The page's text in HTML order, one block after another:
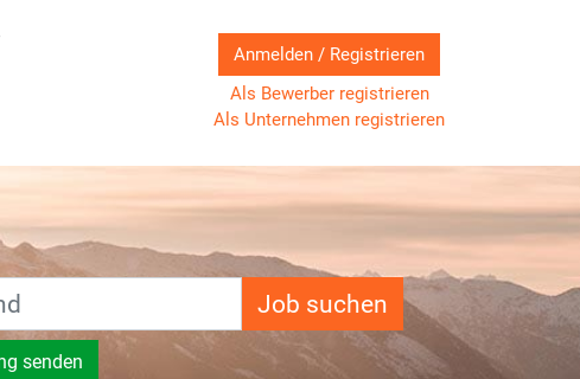
Anmelden / Registrieren
Als Bewerber registrieren
Als Unternehmen registrieren
Job suchen
senden